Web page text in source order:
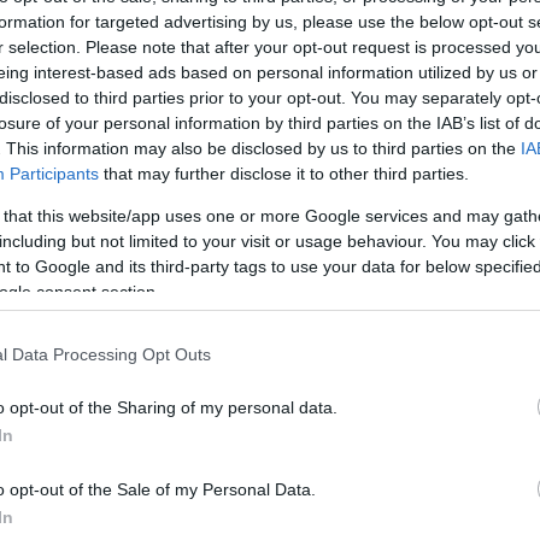
for targeted advertising by us, please use the below opt-out
selection. Please note that after your opt-out request is processed
interest-based ads based on personal information utilized by us
to third parties prior to your opt-out. You may separately
of your personal information by third parties on the IAB’s list of
This information may also be disclosed by us to third parties on the
Participants that may further disclose it to other third parties.
that this website/app uses one or more Google services and may
but not limited to your visit or usage behaviour. You may
to Google and its third-party tags to use your data for below
consent section.
Data Processing Opt Outs
opt-out of the Sharing of my personal data.
opt-out of the Sale of my Personal Data.
Jelszó Emlékezzen rám
Regisztráció
szaknévsora
KERTÉSZ ÉS KERTÉSZET REGISZTRÁCIÓ NÖVÉNYKATALÓGUS
Platanus x acerifolia''Mr.
a szép
erély.
hajtásai